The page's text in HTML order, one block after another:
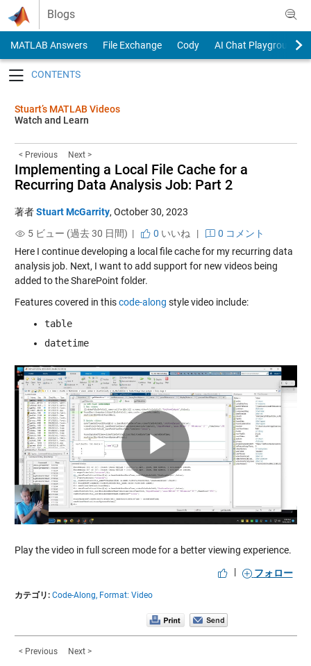
Skip to content
Blogs
MATLAB Answers File Exchange Cody
AI Chat Playground
Stuart’s MATLAB Videos
Watch and Learn
< Previous Next >
Implementing a Local File Cache for a
Recurring Data Analysis Job: Part 2
著者Stuart McGarrity, October 30, 2023
5 ビュー (過去 30 日間) |
0 いいね |
0 コメント
Here I continue developing a local file cache for my recurring data
analysis job. Next, I want to add support for new videos being
added to the SharePoint folder.
Features covered in thiscode-along style video include:
table
datetime
Play
Video
Play the video in full screen mode for a better viewing experience.
|
フォロー
カテゴリ: Code-Along, Format: Video
< Previous Next >